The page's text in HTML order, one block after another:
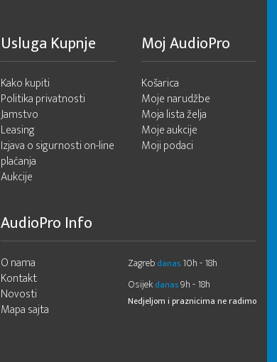
Usluga Kupnje
Kako kupiti
Politika privatnosti
Jamstvo
Leasing
Izjava o sigurnosti on-line
plaćanja
Aukcije
Moj AudioPro
Košarica
Moje narudžbe
Moja lista želja
Moje aukcije
Moji podaci
AudioPro Info
O nama
Kontakt
Novosti
Mapa sajta
Zagreb danas 10h - 18h
Osijek danas9h - 18h
Nedjeljom i praznicima ne radimo